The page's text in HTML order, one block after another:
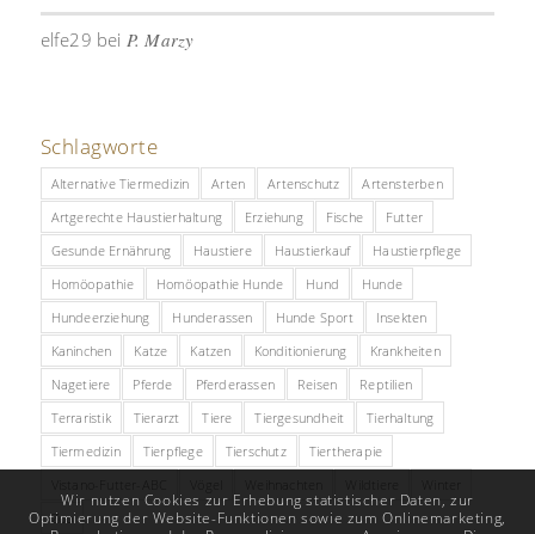
elfe29 bei P. Marzy
Schlagworte
Alternative Tiermedizin Arten Artenschutz
Artensterben
Artgerechte Haustierhaltung
Erziehung Fische
Futter
Gesunde Ernährung
Haustiere Haustierkauf
Haustierpflege
Homöopathie
Homöopathie Hunde Hund
Hunde
Hundeerziehung
Hunderassen Hunde Sport
Insekten
Kaninchen
Katze Katzen Konditionierung
Krankheiten
Nagetiere
Pferde Pferderassen Reisen
Reptilien
Terraristik
Tierarzt Tiere Tiergesundheit
Tierhaltung
Tiermedizin
Tierpflege Tierschutz
Tiertherapie
Zoo
Wir nutzen Cookies zur Erhebung statistischer Daten, zur
Optimierung der Website-Funktionen sowie zum Onlinemarketing,